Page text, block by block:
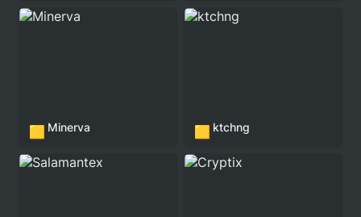
Minerva
🟨 Minerva
ktchng
🟨 ktchng
Salamantex Cryptix